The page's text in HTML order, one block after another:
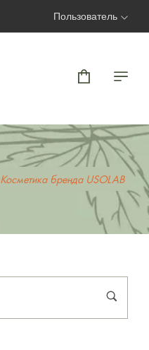
Пользователь
Косметика бренда USOLAB